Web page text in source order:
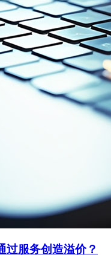
过服务创造溢价？